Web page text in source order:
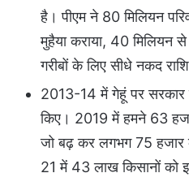
है। पीएम ने 80 मिलियन
मुहैया कराया, 40 मिलियन
गरीबों के लिए सीधे नकद
2013-14 में गेहूं पर सरकार
किए। 2019 में हमने 63
जो बढ़ कर लगभग 75
21 में 43 लाख किसानों को